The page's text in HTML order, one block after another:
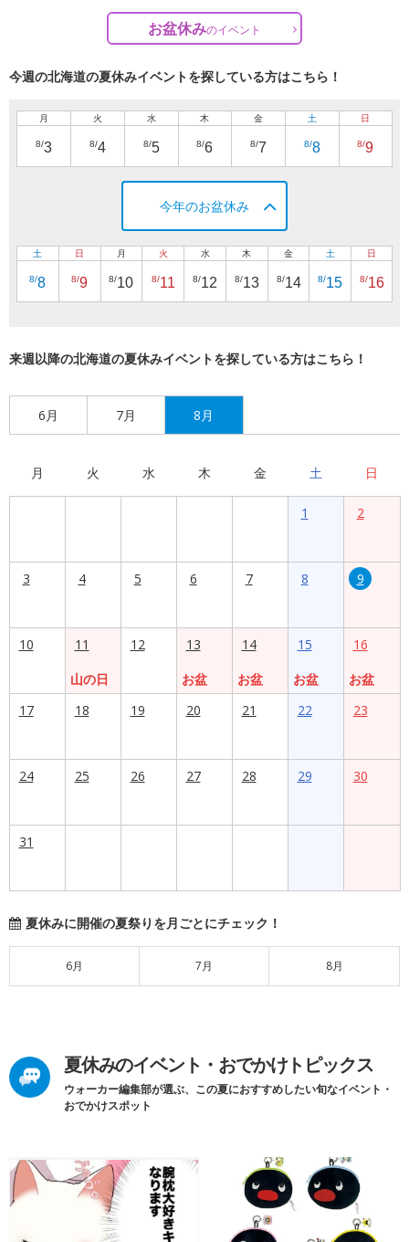
お盆休みのイベント
今週の北海道の夏休みイベントを探している方はこちら！
月
8/3
火
8/4
水
8/5
木
8/6
金
8/7
土
8/8
日
8/9
今年のお盆休み
土
8/8
日
8/9
月
8/10
火
8/11
水
8/12
木
8/13
金
8/14
土
8/15
日
8/16
来週以降の北海道の夏休みイベントを探している方はこちら！
6月 7月 8月
月 火 水 木 金 土 日
1 2
3 4 5 6 7 8 9
10
11
山の日
12
13
お盆
14
お盆
15
お盆
16
お盆
17
18 19 20 21 22 23
24 25 26 27 28 29 30
31
夏休みに開催の夏祭りを月ごとにチェック！
6月 7月 8月
夏休みのイベント・おでかけトピックス
ウォーカー編集部が選ぶ、この夏におすすめしたい旬なイベント・
おでかけスポット